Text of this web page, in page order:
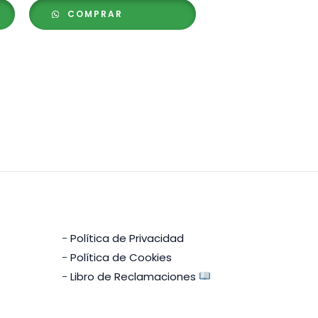
S/ 109.00
COMPRAR
-Política de Privacidad
-Política de Cookies
-Libro de Reclamaciones